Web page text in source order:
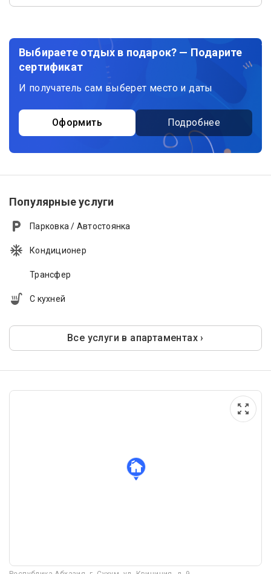
Выбираете отдых в подарок? — Подарите
сертификат
И получатель сам выберет место и даты
Оформить Подробнее
Популярные услуги
Парковка / Автостоянка
Кондиционер
Трансфер
С кухней
Все услуги в апартаментах ›